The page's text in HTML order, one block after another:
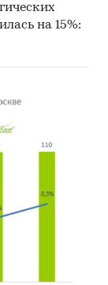
на 15%: